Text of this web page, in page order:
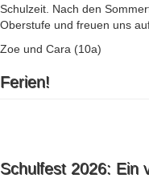
Schulzeit. Nach den
Oberstufe und freuen uns
Zoe und Cara (10a)
Ferien!
Schulfest 2026: Ein